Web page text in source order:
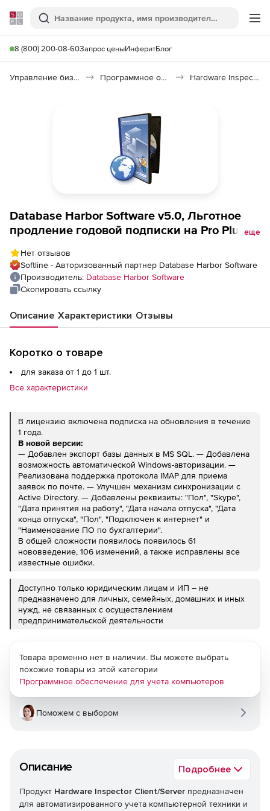
Softline
Поиск
8 (800) 200-08-60Запрос ценыИнферитБлог
Управление бизнесом, CRM/ERP Программное обеспечение для учета компьютеров Hardware Inspector Client/Server
Database Harbor Software v5.0, Льготное
продление годовой подписки на Pro Plus
(просмотр до 500 рабочих мест)
еще
Нет отзывов
Softline - Авторизованный партнер Database Harbor Software
Производитель: Database Harbor Software
Скопировать ссылку
Описание Характеристики Отзывы
Коротко о товаре
для заказа от 1 до 1 шт.
Все характеристики
В лицензию включена подписка на обновления в течение
1 года.
В новой версии:
— Добавлен экспорт базы данных в MS SQL. — Добавлена
возможность автоматической Windows-авторизации. —
Реализована поддержка протокола IMAP для приема
заявок по почте. — Улучшен механизм синхронизации с
Active Directory. — Добавлены реквизиты: "Пол", "Skype",
"Дата принятия на работу", "Дата начала отпуска", "Дата
конца отпуска", "Пол", "Подключен к интернет" и
"Наименование ПО по бухгалтерии".
В общей сложности появилось появилось 61
нововведение, 106 изменений, а также исправлены все
известные ошибки.
Доступно только юридическим лицам и ИП – не
предназначено для личных, семейных, домашних и иных
нужд, не связанных с осуществлением
предпринимательской деятельности
Описание Подробнее
Продукт Hardware Inspector Client/Server предназначен
для автоматизированного учета компьютерной техники и
Товара временно нет в наличии. Вы можете выбрать
похожие товары из этой категории
Программное обеспечение для учета компьютеров
Поможем с выбором